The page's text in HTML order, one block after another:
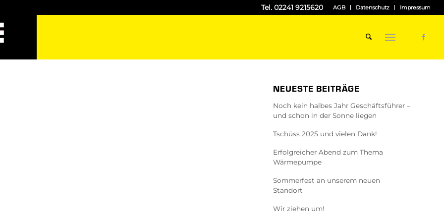
AGB Datenschutz Impressum
Tel. 02241 9215620
NEUESTE BEITRÄGE
Noch kein halbes Jahr Geschäftsführer –
und schon in der Sonne liegen
Tschüss 2025 und vielen Dank!
Erfolgreicher Abend zum Thema
Wärmepumpe
Sommerfest an unserem neuen
Standort
Wir ziehen um!